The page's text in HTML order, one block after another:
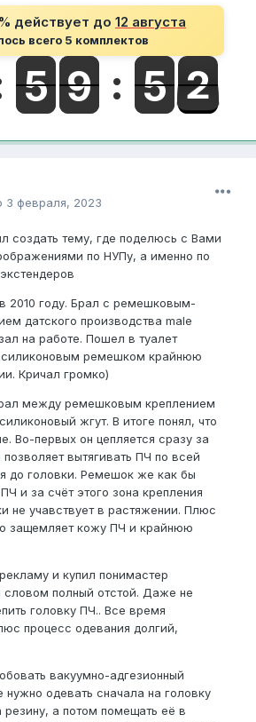
действует до 12 августа
всего 5 комплектов
3 февраля, 2023
создать тему, где поделюсь с Вами
по НУПу, а именно по
2010 году. Брал с ремешковым-
датского производства male
на работе. Пошел в туалет
ремешком крайнюю
Кричал громко)
между ремешковым креплением
жгут. В итоге понял, что
Во-первых он цепляется сразу за
вытягивать ПЧ по всей
до головки. Ремешок же как бы
и за счёт этого зона крепления
не учавствует в растяжении. Плюс
защемляет кожу ПЧ и крайнюю
и купил понимастер
полный отстой. Даже не
головку ПЧ.. Все время
процесс одевания долгий,
вакуумно-адгезионный
нужно одевать сначала на головку
резину, а потом помещать еë в